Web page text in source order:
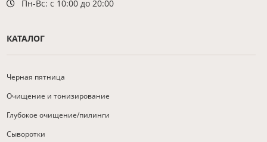
Пн-Вс: с 10:00 до 20:00
КАТАЛОГ
Черная пятница
Очищение и тонизирование
Глубокое очищение/пилинги
Сыворотки